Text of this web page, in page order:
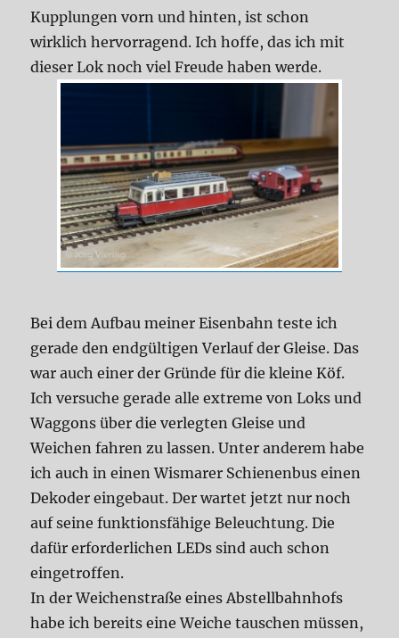
Kupplungen vorn und hinten, ist schon
wirklich hervorragend. Ich hoffe, das ich mit
dieser Lok noch viel Freude haben werde.
Bei dem Aufbau meiner Eisenbahn teste ich
gerade den endgültigen Verlauf der Gleise. Das
war auch einer der Gründe für die kleine Köf.
Ich versuche gerade alle extreme von Loks und
Waggons über die verlegten Gleise und
Weichen fahren zu lassen. Unter anderem habe
ich auch in einen Wismarer Schienenbus einen
Dekoder eingebaut. Der wartet jetzt nur noch
auf seine funktionsfähige Beleuchtung. Die
dafür erforderlichen LEDs sind auch schon
eingetroffen.
In der Weichenstraße eines Abstellbahnhofs
habe ich bereits eine Weiche tauschen müssen,